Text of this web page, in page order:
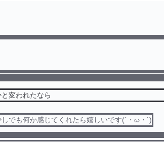
変われたなら
しでも何か感じてくれたら嬉しいです(´・ω・`)